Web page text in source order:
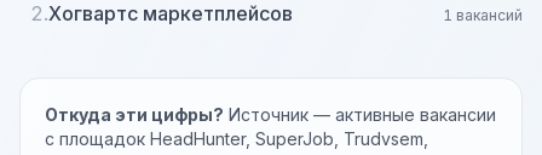
2.Хогвартс маркетплейсов 1 вакансий
Откуда эти цифры? Источник — активные вакансии
с площадок HeadHunter, SuperJob, Trudvsem,